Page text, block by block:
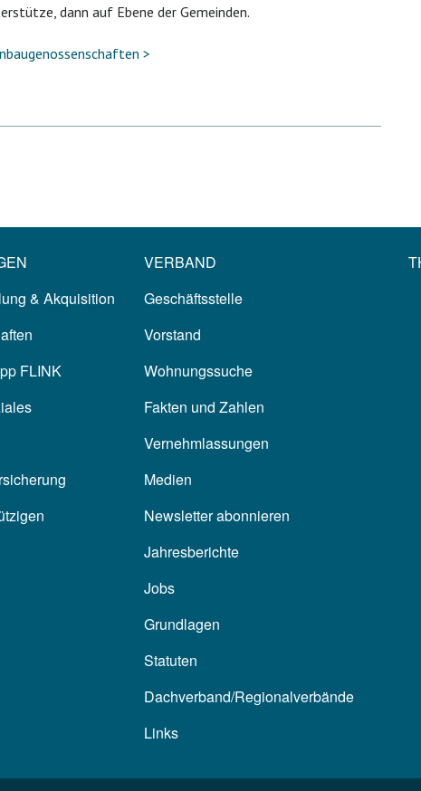
dann auf Ebene der Gemeinden.
>
& Akquisition
FLINK
VERBAND
Geschäftsstelle
Vorstand
Wohnungssuche
Fakten und Zahlen
Vernehmlassungen
Medien
Newsletter abonnieren
Jahresberichte
Jobs
Grundlagen
Statuten
Dachverband/Regionalverbände
Links